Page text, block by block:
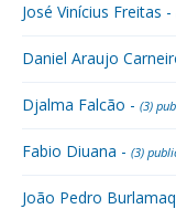
José Vinícius Freitas -
Daniel Araujo
Djalma Falcão - (3)
Fabio Diuana - (3)
João Pedro